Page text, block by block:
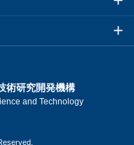
術研究開発機構
and Technology